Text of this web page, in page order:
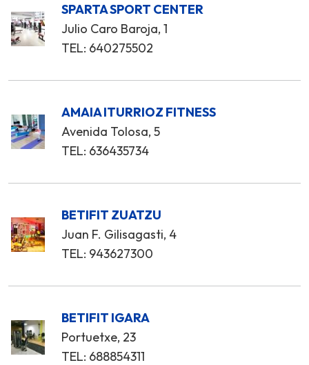
SPARTA SPORT CENTER
Julio Caro Baroja, 1
TEL: 640275502
AMAIA ITURRIOZ FITNESS
Avenida Tolosa, 5
TEL: 636435734
BETIFIT ZUATZU
Juan F. Gilisagasti, 4
TEL: 943627300
BETIFIT IGARA
Portuetxe, 23
TEL: 688854311